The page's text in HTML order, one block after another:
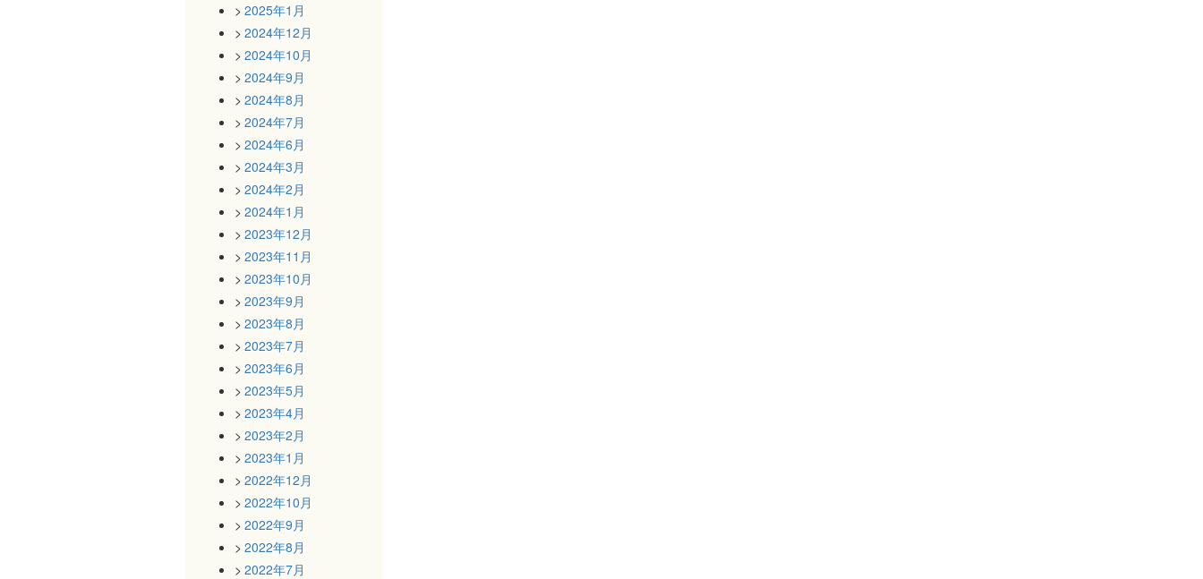
2025年1月
2024年12月
2024年10月
2024年9月
2024年8月
2024年7月
2024年6月
2024年3月
2024年2月
2024年1月
2023年12月
2023年11月
2023年10月
2023年9月
2023年8月
2023年7月
2023年6月
2023年5月
2023年4月
2023年2月
2023年1月
2022年12月
2022年10月
2022年9月
2022年8月
2022年7月